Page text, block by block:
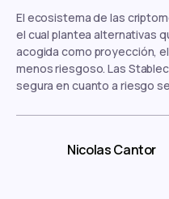
El ecosistema de las
el cual plantea alternativas
acogida como proyección,
menos riesgoso. Las
segura en cuanto a riesgo
Nicolas Cantor